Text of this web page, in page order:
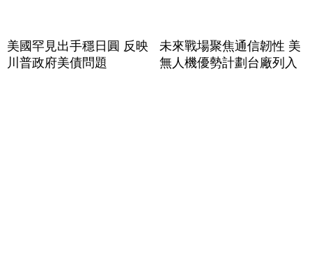
美國罕見出手穩日圓 反映
川普政府美債問題
未來戰場聚焦通信韌性 美
無人機優勢計劃台廠列入